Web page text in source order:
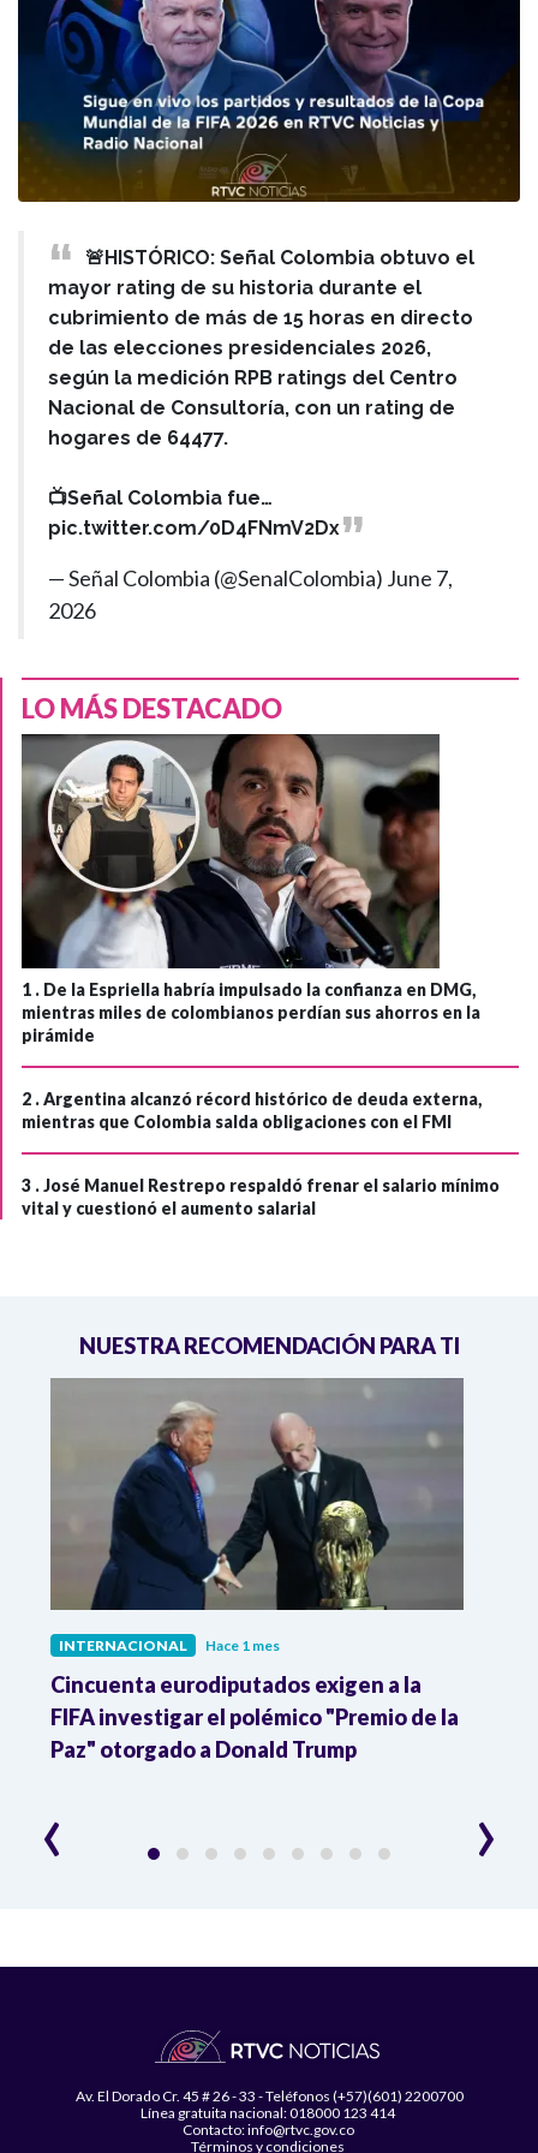
🚨HISTÓRICO: Señal Colombia obtuvo el
mayor rating de su historia durante el
cubrimiento de más de 15 horas en directo
de las elecciones presidenciales 2026,
según la medición RPB ratings del Centro
Nacional de Consultoría, con un rating de
hogares de 64477.
📺Señal Colombia fue…
pic.twitter.com/0D4FNmV2Dx
— Señal Colombia (@SenalColombia) June 7,
2026
LO MÁS DESTACADO
1 . De la Espriella habría impulsado la confianza en DMG,
mientras miles de colombianos perdían sus ahorros en la
pirámide
2 .Argentina alcanzó récord histórico de deuda externa,
mientras que Colombia salda obligaciones con el FMI
3 .José Manuel Restrepo respaldó frenar el salario mínimo
vital y cuestionó el aumento salarial
NUESTRA RECOMENDACIÓN PARA TI
INTERNACIONAL Hace 1 mes
Cincuenta eurodiputados exigen a la
FIFA investigar el polémico "Premio de la
Paz" otorgado a Donald Trump
‹ ›
Av. El Dorado Cr. 45 # 26 - 33 - Teléfonos (+57)(601) 2200700
Línea gratuita nacional: 018000 123 414
Contacto: info@rtvc.gov.co
Términos y condiciones